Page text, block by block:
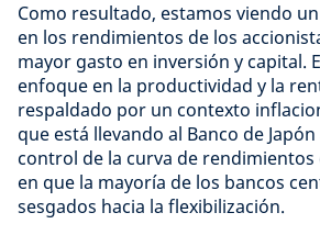
Como resultado, estamos viendo
en los rendimientos de los
mayor gasto en inversión y capital.
enfoque en la productividad y la
respaldado por un contexto
que está llevando al Banco de
control de la curva de
en que la mayoría de los bancos
sesgados hacia la flexibilización.